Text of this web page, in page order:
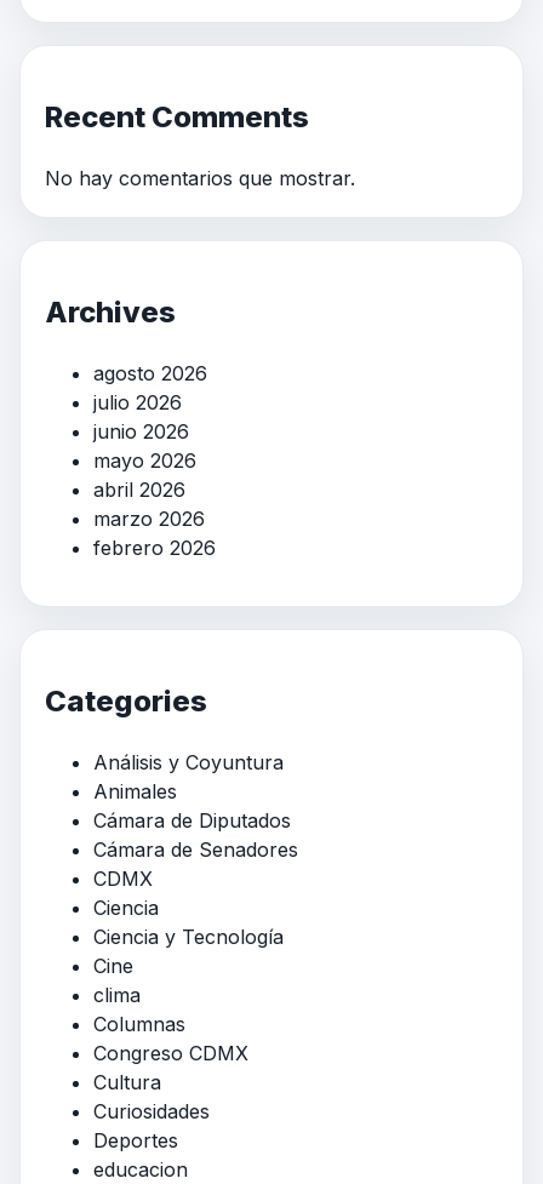
Recent Comments
No hay comentarios que mostrar.
Archives
agosto 2026
julio 2026
junio 2026
mayo 2026
abril 2026
marzo 2026
febrero 2026
Categories
Análisis y Coyuntura
Animales
Cámara de Diputados
Cámara de Senadores
CDMX
Ciencia
Ciencia y Tecnología
Cine
clima
Columnas
Congreso CDMX
Cultura
Curiosidades
Deportes
educacion